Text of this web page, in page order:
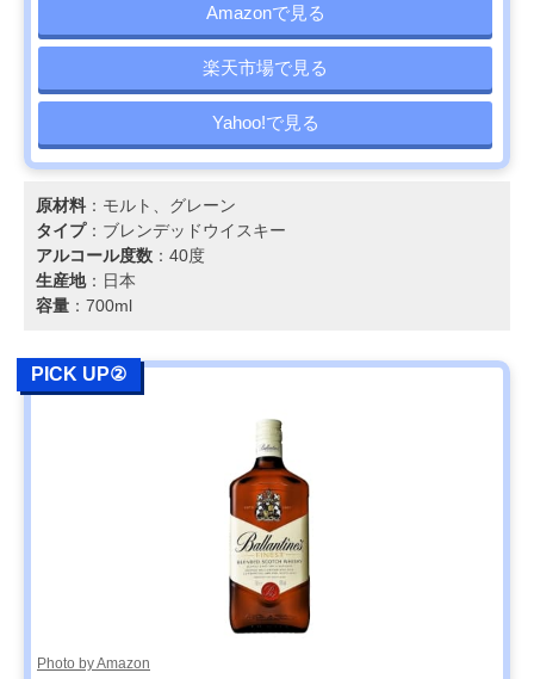
Amazonで見る
楽天市場で見る
Yahoo!で見る
原材料 ：モルト、グレーン
タイプ：ブレンデッドウイスキー
アルコール度数 ：40度
生産地：日本
容量 ：700ml
PICK UP②
Photo by Amazon